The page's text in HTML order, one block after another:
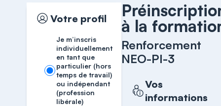
Votre profil
Je m’inscris
individuellement
en tant que
particulier (hors
temps de travail)
ou indépendant
(profession
libérale)
à la
Renforcement
NEO-PI-3
Vos
informations